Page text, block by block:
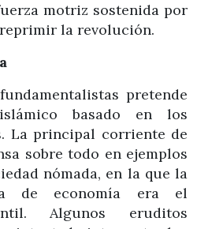
motriz sostenida por
la revolución.
pretende
basado en los
La principal corriente de
sobre todo en ejemplos
nómada, en la que la
de economía era el
Algunos eruditos